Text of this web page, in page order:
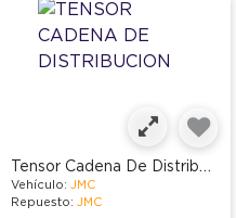
Tensor Cadena De Distribucion
Vehículo: JMC
Repuesto: JMC